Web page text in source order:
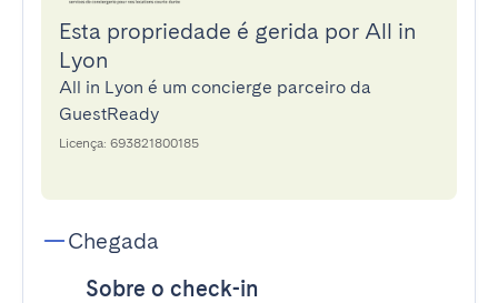
Esta propriedade é gerida por All in
Lyon
All in Lyon é um concierge parceiro da
GuestReady
Licença: 693821800185
Chegada
Sobre o check-in